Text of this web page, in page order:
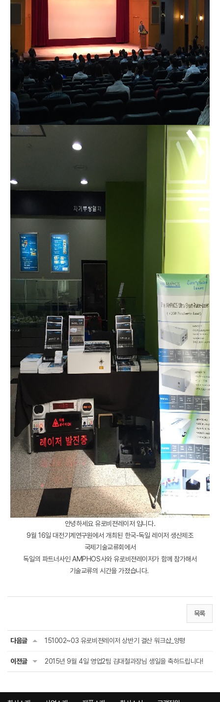
안녕하세요 유로비젼레이저 입니다.
9월 16일 대전기계연구원에서 개최된 한국-독일 레이저 생산제조
국제기술교류회에서
독일의 파트너사인 AMPHOS사와 유로비젼레이저가 함께 참가해서
기술교류의 시간을 가졌습니다.
목록
다음글 151002~03 유로비젼레이저 상반기 결산 워크샵_양평
이전글 2015년 9월 4일 영업2팀 김대철과장님 생일을 축하드립니다!